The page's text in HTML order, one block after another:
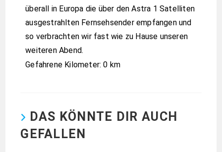
überall in Europa die über den Astra 1 Satelliten
ausgestrahlten Fernsehsender empfangen und
so verbrachten wir fast wie zu Hause unseren
weiteren Abend.
Gefahrene Kilometer: 0 km
DAS KÖNNTE DIR AUCH
GEFALLEN